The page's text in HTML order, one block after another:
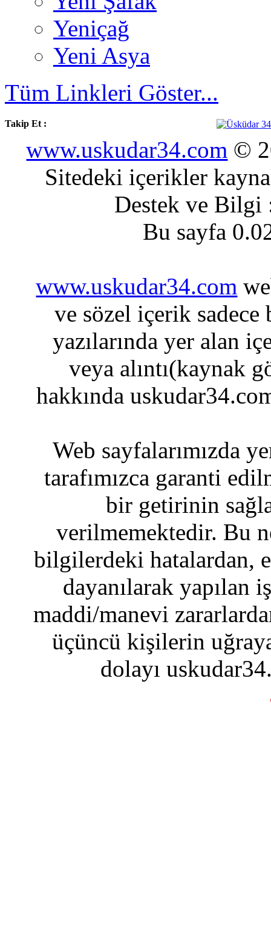
Yeniçağ
Yeni Asya
Tüm Linkleri Göster...
Takip Et :
www.uskudar34.com ©
Sitedeki içerikler
Destek ve
Bu sayfa
www.uskudar34.com
ve sözel içerik sadece
yazılarında yer alan
veya alıntı(kaynak
hakkında
Web sayfalarımızda
tarafımızca garanti
bir getirinin
verilmemektedir. Bu
bilgilerdeki hatalardan,
dayanılarak yapılan
maddi/manevi
üçüncü kişilerin
dolayı